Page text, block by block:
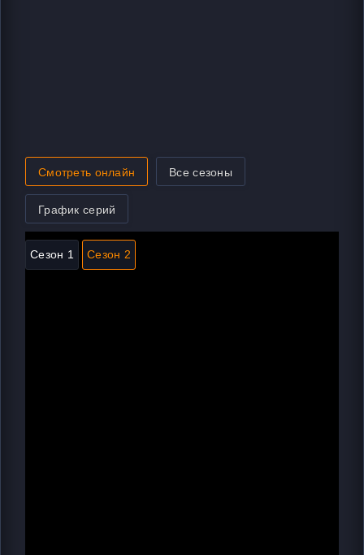
Смотреть онлайн Все сезоны
График серий
Сезон 1 Сезон 2